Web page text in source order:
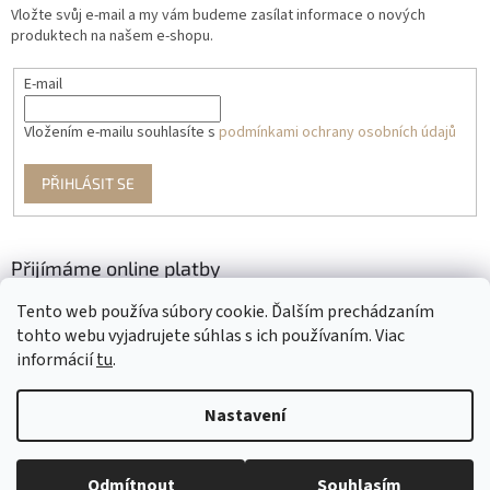
Tento web používa súbory cookie. Ďalším prechádzaním
tohto webu vyjadrujete súhlas s ich používaním. Viac
informáciítu.
Nastavení
Vložte svůj e-mail a my vám budeme zasílat informace o nových
produktech na našem e-shopu.
E-mail
Vložením e-mailu souhlasíte s podmínkami ochrany osobních údajů
PŘIHLÁSIT SE
Přijímáme online platby
Vytvořil Shoptet